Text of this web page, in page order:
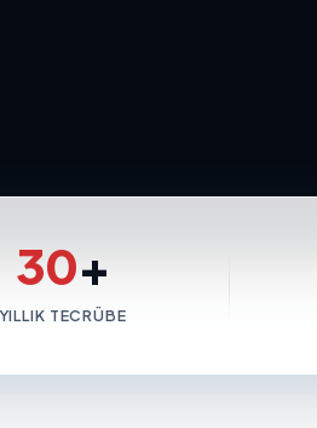
30+
YILLIK TECRÜBE